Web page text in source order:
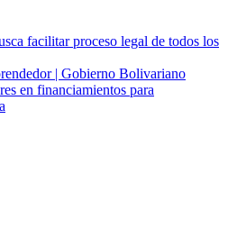
facilitar proceso legal de todos los
| Gobierno Bolivariano
en financiamientos para